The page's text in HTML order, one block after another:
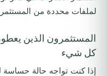
لملفات محددة من
المستثمرون الذين
كل شيء
إذا كنت تواجه حالة